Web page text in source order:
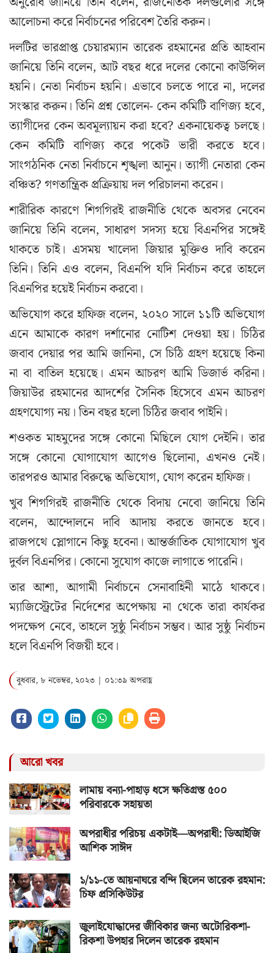
আলোচনা করে নির্বাচনের পরিবেশ তৈরি করুন।
দলটির ভারপ্রাপ্ত চেয়ারম্যান তারেক রহমানের প্রতি আহবান
জানিয়ে তিনি বলেন, আট বছর ধরে দলের কোনো কাউন্সিল
হয়নি। নেতা নির্বাচন হয়নি। এভাবে চলতে পারে না, দলের
সংস্কার করুন। তিনি প্রশ্ন তোলেন- কেন কমিটি বাণিজ্য হবে,
ত্যাগীদের কেন অবমূল্যায়ন করা হবে? একনায়েকত্ব চলছে।
কেন কমিটি বাণিজ্য করে পকেট ভারী করতে হবে।
সাংগঠনিক নেতা নির্বাচনে শৃঙ্খলা আনুন। ত্যাগী নেতারা কেন
বঞ্চিত? গণতান্ত্রিক প্রক্রিয়ায় দল পরিচালনা করেন।
শারীরিক কারণে শিগগিরই রাজনীতি থেকে অবসর নেবেন
জানিয়ে তিনি বলেন, সাধারণ সদস্য হয়ে বিএনপির সঙ্গেই
থাকতে চাই। এসময় খালেদা জিয়ার মুক্তিও দাবি করেন
তিনি। তিনি এও বলেন, বিএনপি যদি নির্বাচন করে তাহলে
বিএনপির হয়েই নির্বাচন করবো।
অভিযোগ করে হাফিজ বলেন, ২০২০ সালে ১১টি অভিযোগ
এনে আমাকে কারণ দর্শানোর নোটিশ দেওয়া হয়। চিঠির
জবাব দেয়ার পর আমি জানিনা, সে চিঠি গ্রহণ হয়েছে কিনা
না বা বাতিল হয়েছে। এমন আচরণ আমি ডিজার্ভ করিনা।
জিয়াউর রহমানের আদর্শের সৈনিক হিসেবে এমন আচরণ
গ্রহণযোগ্য নয়। তিন বছর হলো চিঠির জবাব পাইনি।
শওকত মাহমুদের সঙ্গে কোনো মিছিলে যোগ দেইনি। তার
সঙ্গে কোনো যোগাযোগ আগেও ছিলোনা, এখনও নেই।
তারপরও আমার বিরুদ্ধে অভিযোগ, যোগ করেন হাফিজ।
খুব শিগগিরই রাজনীতি থেকে বিদায় নেবো জানিয়ে তিনি
বলেন, আন্দোলনে দাবি আদায় করতে জানতে হবে।
রাজপথে স্লোগানে কিছু হবেনা। আন্তর্জাতিক যোগাযোগ খুব
দুর্বল বিএনপির। কোনো সুযোগ কাজে লাগাতে পারেনি।
তার আশা, আগামী নির্বাচনে সেনাবাহিনী মাঠে থাকবে।
ম্যাজিস্ট্রেটের নির্দেশের অপেক্ষায় না থেকে তারা কার্যকর
পদক্ষেপ নেবে, তাহলে সুষ্ঠু নির্বাচন সম্ভব। আর সুষ্ঠু নির্বাচন
হলে বিএনপি বিজয়ী হবে।
বুধবার, ৮ নভেম্বর, ২০২৩ | ০১:৩৯ অপরাহ্ণ
আরো খবর
লামায় বন্যা-পাহাড় ধসে ক্ষতিগ্রস্ত ৫০০
পরিবারকে সহায়তা
অপরাধীর পরিচয় একটাই—অপরাধী: ডিআইজি
আশিক সাঈদ
১/১১-তে আয়নাঘরে বন্দি ছিলেন তারেক রহমান:
চিফ প্রসিকিউটর
জুলাইযোদ্ধাদের জীবিকার জন্য অটোরিকশা-
রিকশা উপহার দিলেন তারেক রহমান